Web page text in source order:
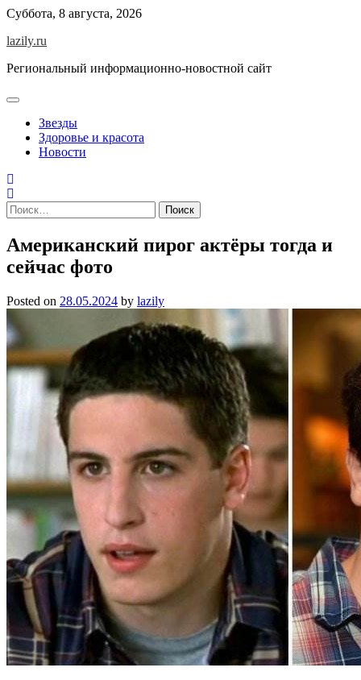
Skip
content
Суббота, 8 августа, 2026
lazily.ru
Региональный информационно-новостной сайт
Звезды
Здоровье и красота
Новости
Найти:
Американский пирог актёры тогда и
сейчас фото
Posted on 28.05.2024 by lazily